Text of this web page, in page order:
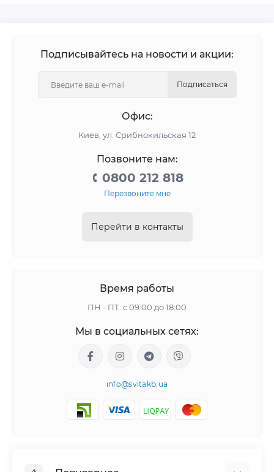
Подписывайтесь на новости и акции:
Подписаться
Офис:
Киев, ул. Срибнокильская 12
Позвоните нам:
0800 212 818
Перезвоните мне
Перейти в контакты
Время работы
ПН - ПТ: с 09:00 до 18:00
Мы в социальных сетях:
info@svitakb.ua